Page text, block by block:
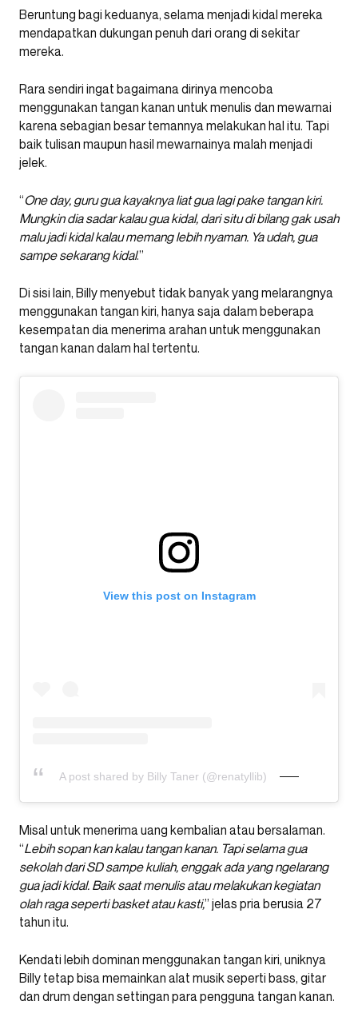
Beruntung bagi keduanya, selama menjadi kidal mereka
mendapatkan dukungan penuh dari orang di sekitar
mereka.
Rara sendiri ingat bagaimana dirinya mencoba
menggunakan tangan kanan untuk menulis dan mewarnai
karena sebagian besar temannya melakukan hal itu. Tapi
baik tulisan maupun hasil mewarnainya malah menjadi
jelek.
“One day, guru gua kayaknya liat gua lagi pake tangan kiri.
Mungkin dia sadar kalau gua kidal, dari situ di bilang gak usah
malu jadi kidal kalau memang lebih nyaman. Ya udah, gua
sampe sekarang kidal.”
Di sisi lain, Billy menyebut tidak banyak yang melarangnya
menggunakan tangan kiri, hanya saja dalam beberapa
kesempatan dia menerima arahan untuk menggunakan
tangan kanan dalam hal tertentu.
View this post on Instagram
A post shared by Billy Taner (@renatyllib)
Misal untuk menerima uang kembalian atau bersalaman.
“Lebih sopan kan kalau tangan kanan. Tapi selama gua
sekolah dari SD sampe kuliah, enggak ada yang ngelarang
gua jadi kidal. Baik saat menulis atau melakukan kegiatan
olah raga seperti basket atau kasti,” jelas pria berusia 27
tahun itu.
Kendati lebih dominan menggunakan tangan kiri, uniknya
Billy tetap bisa memainkan alat musik seperti bass, gitar
dan drum dengan settingan para pengguna tangan kanan.